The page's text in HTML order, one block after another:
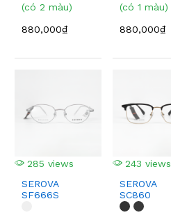
(có 2 màu)
880,000₫
(có 1 màu)
880,000₫
285 views
SEROVA
SF666S
243 views
SEROVA
SC860